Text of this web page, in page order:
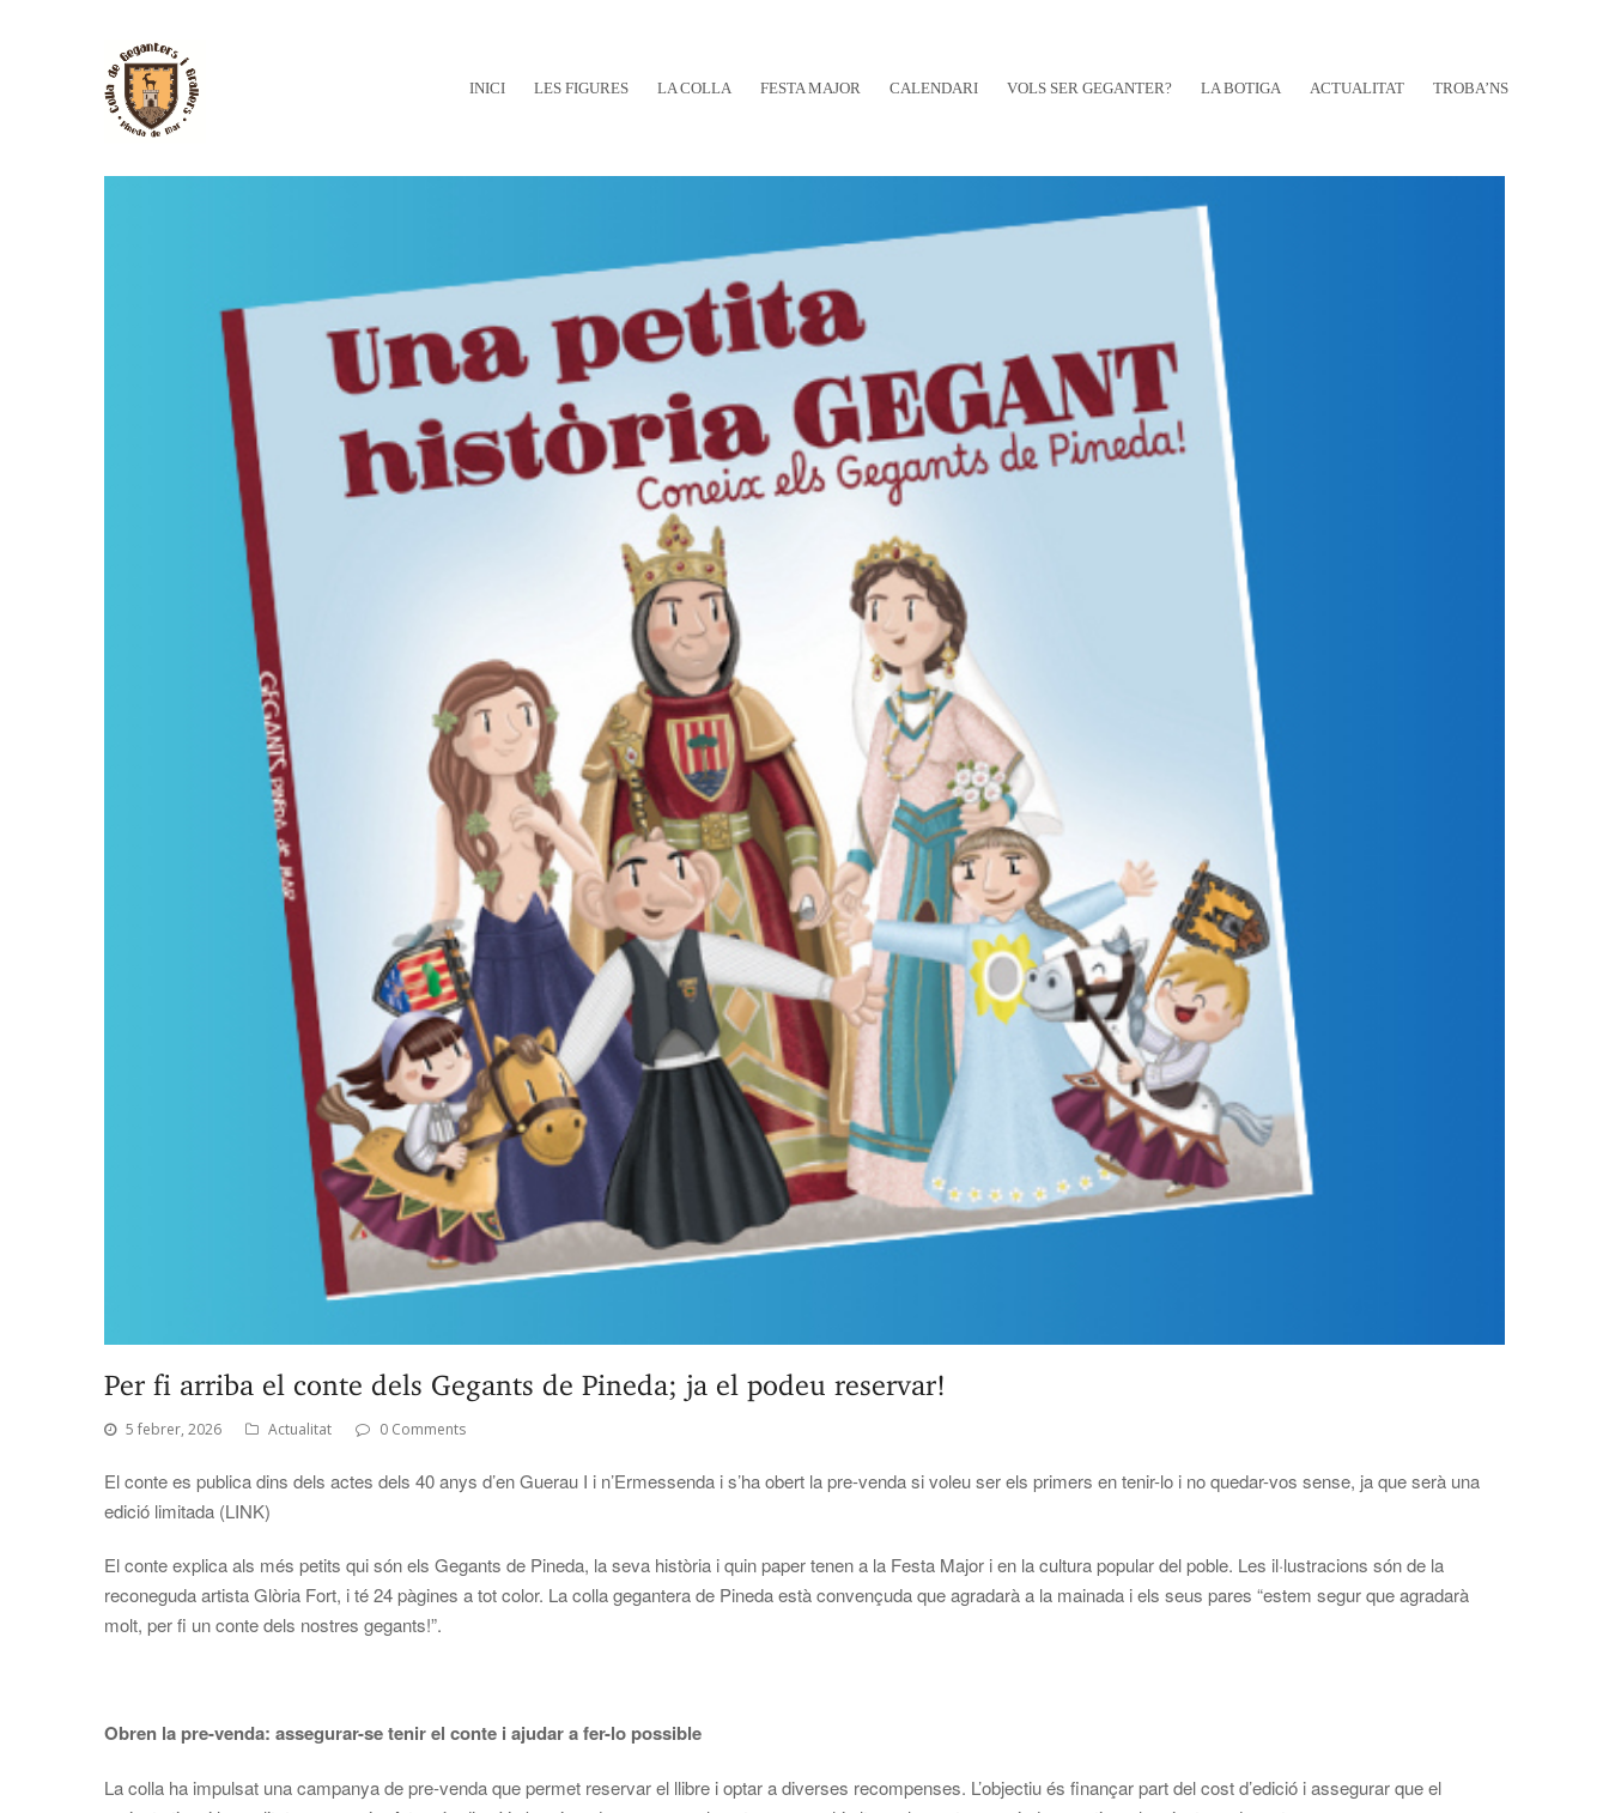
INICI LES FIGURES LA COLLA FESTA MAJOR CALENDARI VOLS SER GEGANTER? LA BOTIGA ACTUALITAT TROBA’NS
Per fi arriba el conte dels Gegants de Pineda; ja el podeu reservar!
5 febrer, 2026 Actualitat 0 Comments
El conte es publica dins dels actes dels 40 anys d’en Guerau I i n’Ermessenda i s’ha obert la pre-venda si voleu ser els primers en tenir-lo i no quedar-vos sense, ja que serà una
edició limitada (LINK)
El conte explica als més petits qui són els Gegants de Pineda, la seva història i quin paper tenen a la Festa Major i en la cultura popular del poble. Les il·lustracions són de la
reconeguda artista Glòria Fort, i té 24 pàgines a tot color. La colla gegantera de Pineda està convençuda que agradarà a la mainada i els seus pares “estem segur que agradarà
molt, per fi un conte dels nostres gegants!”.
Obren la pre-venda: assegurar-se tenir el conte i ajudar a fer-lo possible
La colla ha impulsat una campanya de pre‑venda que permet reservar el llibre i optar a diverses recompenses. L’objectiu és finançar part del cost d’edició i assegurar que el